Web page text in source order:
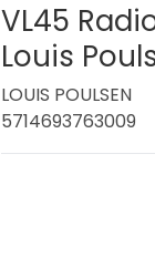
VL45
Louis
LOUIS POULSEN
5714693763009